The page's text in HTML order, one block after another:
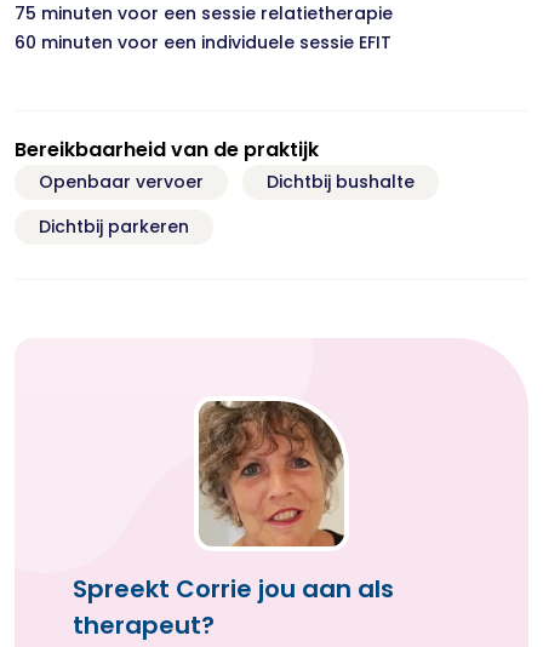
75 minuten voor een sessie relatietherapie
60 minuten voor een individuele sessie EFIT
Bereikbaarheid van de praktijk
Openbaar vervoer
Dichtbij bushalte
Dichtbij parkeren
Spreekt Corrie jou aan als
therapeut?